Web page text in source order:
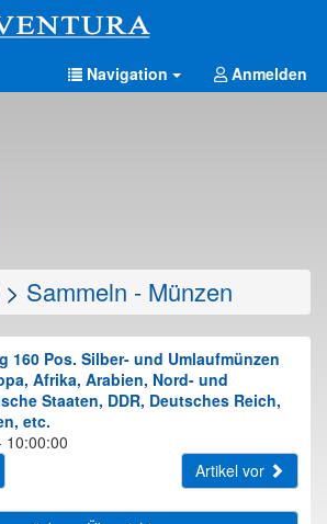
Navigation Anmelden
> Sammeln - Münzen
160 Pos. Silber- und Umlaufmünzen
Afrika, Arabien, Nord- und
Staaten, DDR, Deutsches Reich,
etc.
10:00:00
Artikel vor